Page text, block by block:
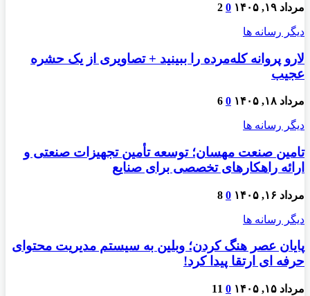
مرداد ۱۹, ۱۴۰۵ 0
2
دیگر رسانه ها
لارو پروانه کله‌مرده را ببینید + تصاویری از یک حشره
عجیب
مرداد ۱۸, ۱۴۰۵ 0
6
دیگر رسانه ها
تامین صنعت مهسان؛ توسعه تأمین تجهیزات صنعتی و
ارائه راهکارهای تخصصی برای صنایع
مرداد ۱۶, ۱۴۰۵ 0
8
دیگر رسانه ها
پایان عصر هنگ کردن؛ وبلین به سیستم مدیریت محتوای
حرفه ای ارتقا پیدا کرد!
مرداد ۱۵, ۱۴۰۵ 0
11